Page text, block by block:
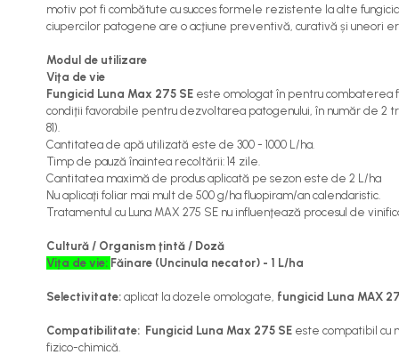
Sfeclă
Soia, Mazăre, Fasole
Legume
Insecticide
Porumb
Floarea soarelui
Cereale păioase
Rapiță
Sfeclă
Lucernă și plante furajere
Cartofi
motiv pot fi combătute cu succes formele rezistente la alte
ciupercilor patogene are o acţiune preventivă, curativă și uneori
Modul de utilizare
Viţa de vie
Fungicid Luna Max 275 SE este omologat în pentru combaterea
condiţii favorabile pentru dezvoltarea patogenului, în număr de 2
81).
Cantitatea de apă utilizată este de 300 - 1000 L/ha.
Timp de pauză înaintea recoltării: 14 zile.
Cantitatea maximă de produs aplicată pe sezon este de 2 L/ha
Nu aplicaţi foliar mai mult de 500 g/ha fluopiram/an calendaristic.
Tratamentul cu Luna MAX 275 SE nu influenţează procesul de
Cultură / Organism ţintă / Doză
Vița de vie: Făinare (Uncinula necator) - 1 L/ha
Selectivitate: aplicat la dozele omologate, fungicid Luna MAX
Compatibilitate: Fungicid Luna Max 275 SE este compatibil cu
fizico-chimică.